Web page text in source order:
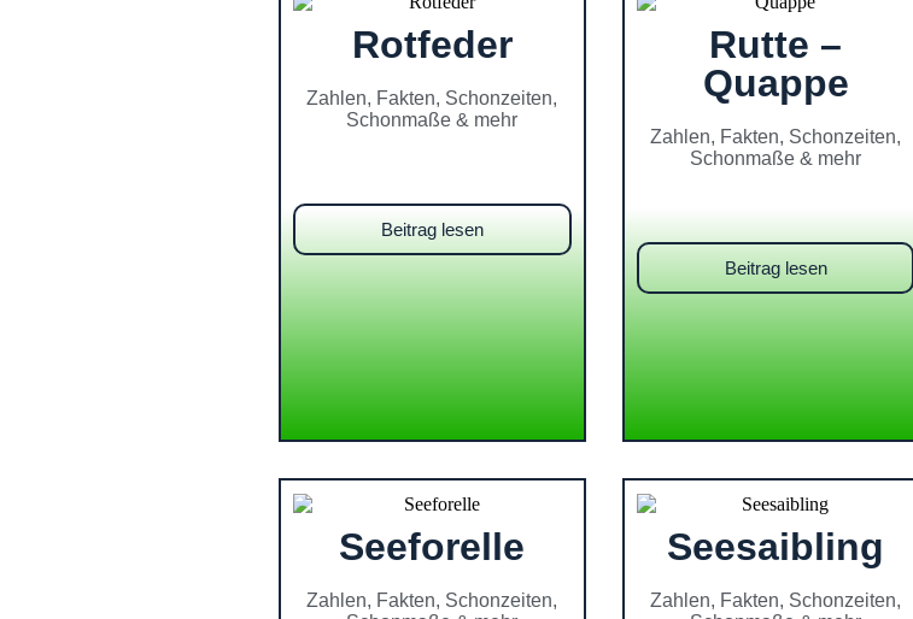
Rotfeder
Zahlen, Fakten, Schonzeiten,
Schonmaße & mehr
Beitrag lesen
Rutte –
Quappe
Zahlen, Fakten, Schonzeiten,
Schonmaße & mehr
Beitrag lesen
Seeforelle
Zahlen, Fakten, Schonzeiten,
Seesaibling
Zahlen, Fakten, Schonzeiten,